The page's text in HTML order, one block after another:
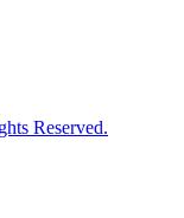
Reserved.